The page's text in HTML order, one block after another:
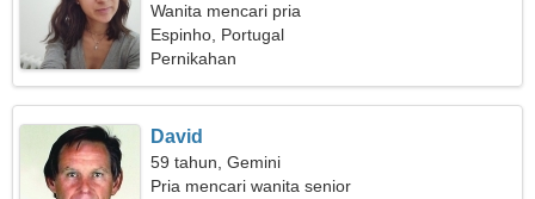
Wanita mencari pria
Espinho, Portugal
Pernikahan
David
59 tahun, Gemini
Pria mencari wanita senior